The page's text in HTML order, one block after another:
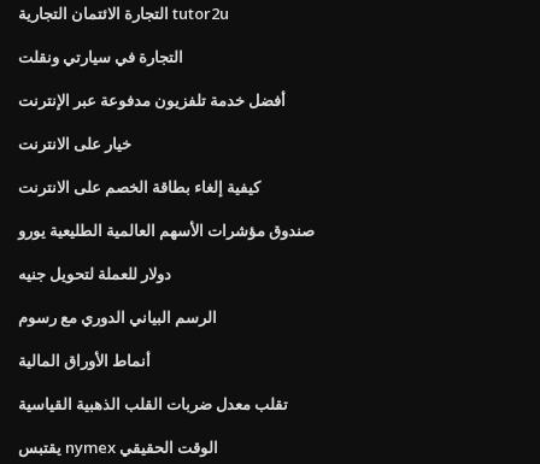
التجارة الائتمان التجارية tutor2u
التجارة في سيارتي ونقلت
أفضل خدمة تلفزيون مدفوعة عبر الإنترنت
خيار على الانترنت
كيفية إلغاء بطاقة الخصم على الانترنت
صندوق مؤشرات الأسهم العالمية الطليعية يورو
دولار للعملة لتحويل جنيه
الرسم البياني الدوري مع رسوم
أنماط الأوراق المالية
تقلب معدل ضربات القلب الذهبية القياسية
يقتبس nymex الوقت الحقيقي